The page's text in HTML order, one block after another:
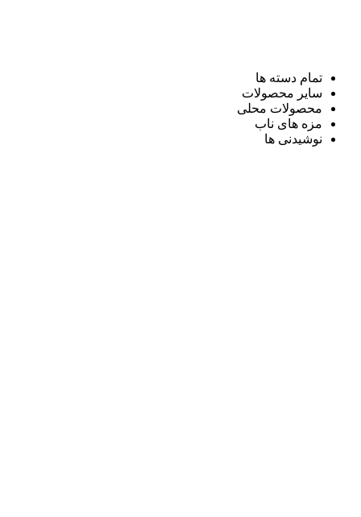
تمام دسته ها
سایر محصولات
محصولات محلی
مزه های ناب
نوشیدنی ها